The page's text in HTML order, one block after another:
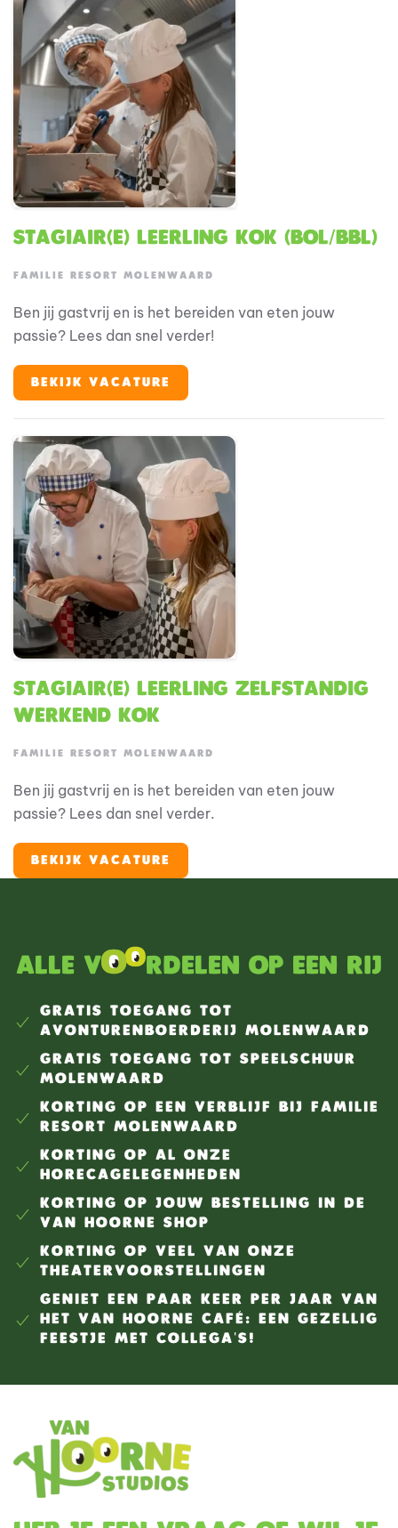
Stagiair(e) Leerling Kok (BOL/BBL)
FAMILIE RESORT MOLENWAARD
Ben jij gastvrij en is het bereiden van eten jouw
passie? Lees dan snel verder!
BEKIJK VACATURE
Stagiair(e) Leerling Zelfstandig
Werkend kok
FAMILIE RESORT MOLENWAARD
Ben jij gastvrij en is het bereiden van eten jouw
passie? Lees dan snel verder.
BEKIJK VACATURE
Alle v rdelen op een rij
GRATIS TOEGANG TOT
AVONTURENBOERDERIJ MOLENWAARD
GRATIS TOEGANG TOT SPEELSCHUUR
MOLENWAARD
KORTING OP EEN VERBLIJF BIJ FAMILIE
RESORT MOLENWAARD
KORTING OP AL ONZE
HORECAGELEGENHEDEN
KORTING OP JOUW BESTELLING IN DE
VAN HOORNE SHOP
KORTING OP VEEL VAN ONZE
THEATERVOORSTELLINGEN
GENIET EEN PAAR KEER PER JAAR VAN
HET VAN HOORNE CAFÉ: EEN GEZELLIG
FEESTJE MET COLLEGA'S!